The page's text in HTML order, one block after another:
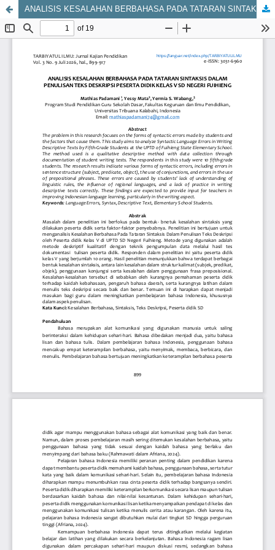
ANALISIS KESALAHAN BERBAHASA PADA TATARAN SINTAKSIS DALAM PENULISAN TEKS DESKRIPSI PESERTA DIDIK KELAS V SD NEGERI FUIHIENG